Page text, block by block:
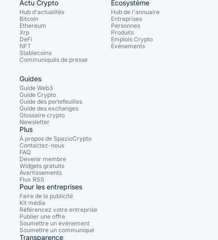
Actu Crypto
Hub d'actualités
Bitcoin
Ethereum
Xrp
DeFi
NFT
Stablecoins
Communiqués de presse
Écosystème
Hub de l'annuaire
Entreprises
Personnes
Produits
Emplois Crypto
Événements
Guides
Guide Web3
Guide Crypto
Guide des portefeuilles
Guide des exchanges
Glossaire crypto
Newsletter
Plus
À propos de SpazioCrypto
Contactez-nous
FAQ
Devenir membre
Widgets gratuits
Avertissements
Flux RSS
Pour les entreprises
Faire de la publicité
Kit média
Référencez votre entreprise
Publier une offre
Soumettre un événement
Soumettre un communiqué
Transparence